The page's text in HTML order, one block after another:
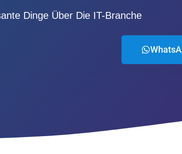
Dinge Über Die IT-Branche